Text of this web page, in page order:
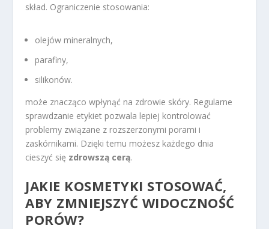
skład. Ograniczenie stosowania:
olejów mineralnych,
parafiny,
silikonów.
może znacząco wpłynąć na zdrowie skóry. Regularne
sprawdzanie etykiet pozwala lepiej kontrolować
problemy związane z rozszerzonymi porami i
zaskórnikami. Dzięki temu możesz każdego dnia
cieszyć się zdrowszą cerą.
JAKIE KOSMETYKI STOSOWAĆ,
ABY ZMNIEJSZYĆ WIDOCZNOŚĆ
PORÓW?